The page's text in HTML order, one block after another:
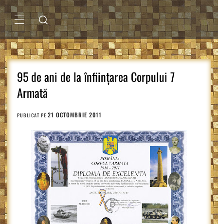
Sari
la
conținutMENIU
PRINCIPAL
95 de ani de la înfiinţarea Corpului 7
Armată
PUBLICAT PE 21 OCTOMBRIE 2011